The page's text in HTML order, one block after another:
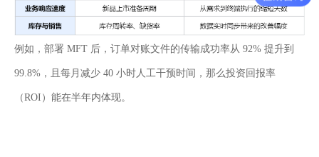
例如，部署 MFT 后，订单对账文件的传输成功率从 92% 提升到
99.8%，且每月减少 40 小时人工干预时间，那么投资回报率
（ROI）能在半年内体现。